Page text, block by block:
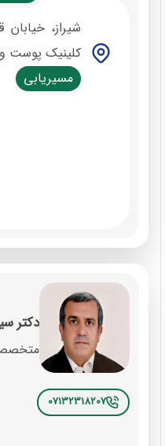
کلینیک پوست و
مسیریابی
دکتر
07132318207